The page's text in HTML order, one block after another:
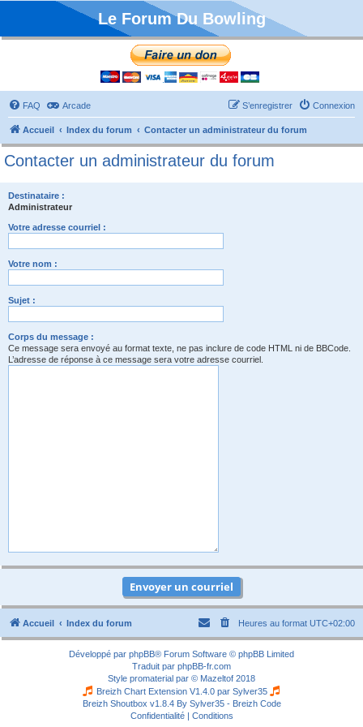
Le Forum Du Bowling
FAQ Arcade Connexion
S’enregistrer
Accueil Index du forum Contacter un administrateur du forum
Contacter un administrateur du forum
Destinataire :
Administrateur
Votre adresse courriel :
Votre nom :
Sujet :
Corps du message :
Ce message sera envoyé au format texte, ne pas inclure de code HTML ni de BBCode.
L’adresse de réponse à ce message sera votre adresse courriel.
Accueil Index du forum Heures au format UTC+02:00
Développé par phpBB® Forum Software © phpBB Limited
Traduit par phpBB-fr.com
Style promaterial par © Mazeltof 2018
Breizh Chart Extension V1.4.0 par Sylver35
Breizh Shoutbox v1.8.4 By Sylver35 - Breizh Code
Confidentialité| Conditions